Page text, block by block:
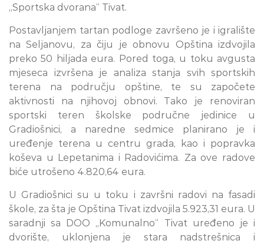
„Sportska dvorana“ Tivat.
Postavljanjem tartan podloge završeno je i igralište
na Seljanovu, za čiju je obnovu Opština izdvojila
preko 50 hiljada eura. Pored toga, u toku avgusta
mjeseca izvršena je analiza stanja svih sportskih
terena na području opštine, te su započete
aktivnosti na njihovoj obnovi. Tako je renoviran
sportski teren školske područne jedinice u
Gradiošnici, a naredne sedmice planirano je i
uređenje terena u centru grada, kao i popravka
koševa u Lepetanima i Radovićima. Za ove radove
biće utrošeno 4.820,64 eura.
U Gradiošnici su u toku i završni radovi na fasadi
škole, za šta je Opština Tivat izdvojila 5.923,31 eura. U
saradnji sa DOO „Komunalno“ Tivat uređeno je i
dvorište, uklonjena je stara nadstrešnica i